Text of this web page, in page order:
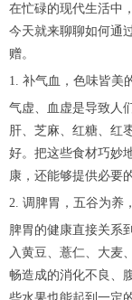
在忙碌的现代生活中
今天就来聊聊如何通
赠。
1. 补气血，色味皆美
气虚、血虚是导致人
肝、芝麻、红糖、红
好。把这些食材巧妙
康，还能够提供必要
2. 调脾胃，五谷为养
脾胃的健康直接关系
入黄豆、薏仁、大麦
畅造成的消化不良、